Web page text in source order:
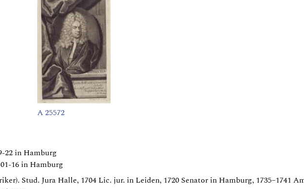
A 25572
22 in Hamburg
16 in Hamburg
Stud. Jura Halle, 1704 Lic. jur. in Leiden, 1720 Senator in Hamburg, 1735–1741